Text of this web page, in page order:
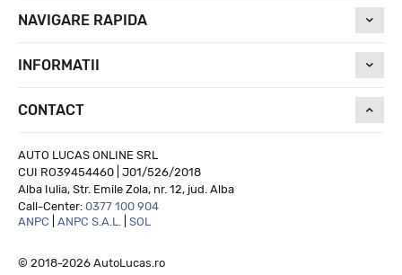
NAVIGARE RAPIDA
INFORMATII
CONTACT
AUTO LUCAS ONLINE SRL
CUI RO39454460 | J01/526/2018
Alba Iulia, Str. Emile Zola, nr. 12, jud. Alba
Call-Center: 0377 100 904
ANPC
ANPC S.A.L. SOL
© 2018-2026 AutoLucas.ro